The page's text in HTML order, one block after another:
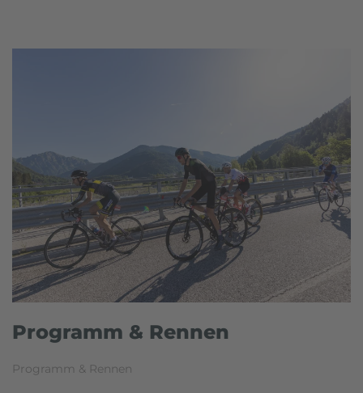
Programm & Rennen
Programm & Rennen